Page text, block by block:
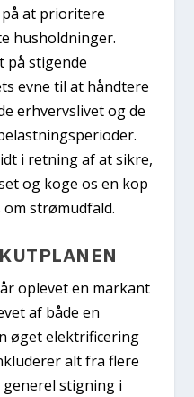
at prioritere
husholdninger.
på stigende
evne til at håndtere
erhvervslivet og de
i retning af at sikre,
og koge os en kop
strømudfald.
oplevet en markant
af både en
øget elektrificering
alt fra flere
stigning i